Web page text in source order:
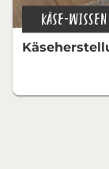
KÄSE-WISSEN